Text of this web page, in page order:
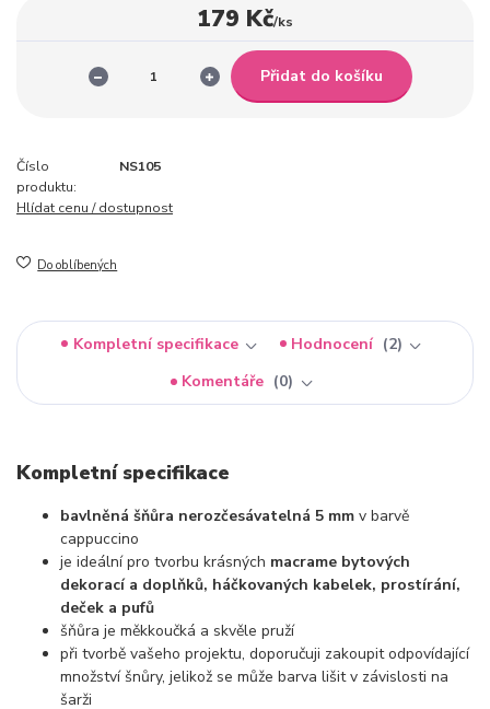
179 Kč/ks
Přidat do košíku
Číslo
produktu:
NS105
Hlídat cenu / dostupnost
Do oblíbených
Kompletní specifikace Hodnocení
2
Komentáře
0
Kompletní specifikace
bavlněná šňůra nerozčesávatelná 5 mm v barvě
cappuccino
je ideální pro tvorbu krásných macrame bytových
dekorací a doplňků, háčkovaných kabelek, prostírání,
deček a pufů
šňůra je měkkoučká a skvěle pruží
při tvorbě vašeho projektu, doporučuji zakoupit odpovídající
množství šnůry, jelikož se může barva lišit v závislosti na
šarži